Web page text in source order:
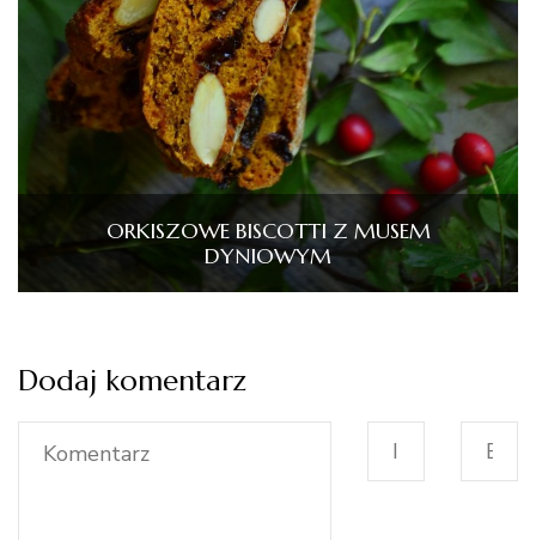
ORKISZOWE BISCOTTI Z MUSEM
DYNIOWYM
Dodaj komentarz